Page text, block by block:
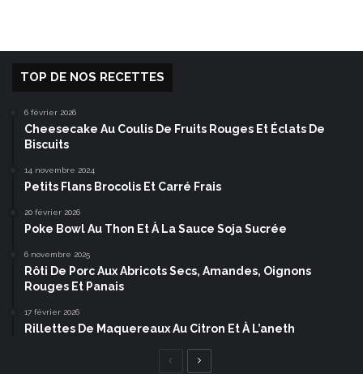
TOP DE NOS RECETTES
6 février 2026
Cheesecake Au Coulis De Fruits Rouges Et Éclats De
Biscuits
14 novembre 2024
Petits Flans Brocolis Et Carré Frais
20 février 2026
Poke Bowl Au Thon Et À La Sauce Soja Sucrée
6 novembre 2025
Rôti De Porc Aux Abricots Secs, Amandes, Oignons
Rouges Et Panais
17 février 2026
Rillettes De Maquereaux Au Citron Et À L’aneth
Page